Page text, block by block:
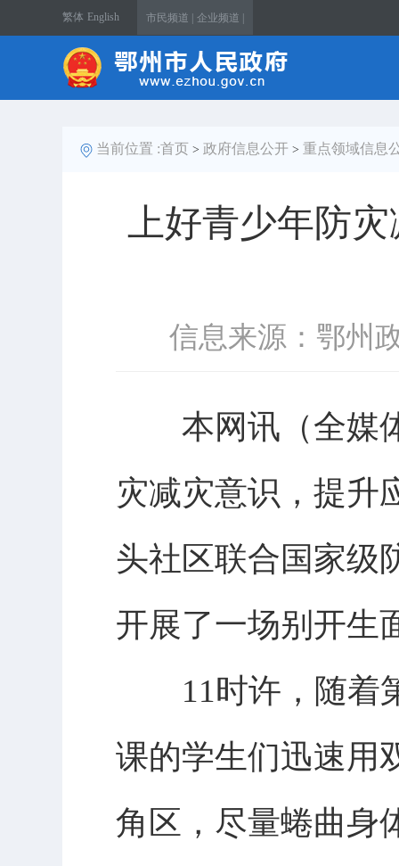
繁体 English 市民频道 | 企业频道 |
当前位置 :首页 > 政府信息公开 > 重点领域信息
上好青少年防
信息来源：鄂州
本网讯（全媒体
灾减灾意识，提升
头社区联合国家
开展了一场别开生
11时许，随着第
课的学生们迅速用
角区，尽量蜷曲身